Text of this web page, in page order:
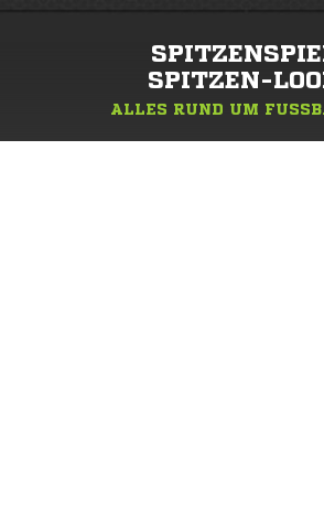
SPITZEN-
ALLES RUND UM